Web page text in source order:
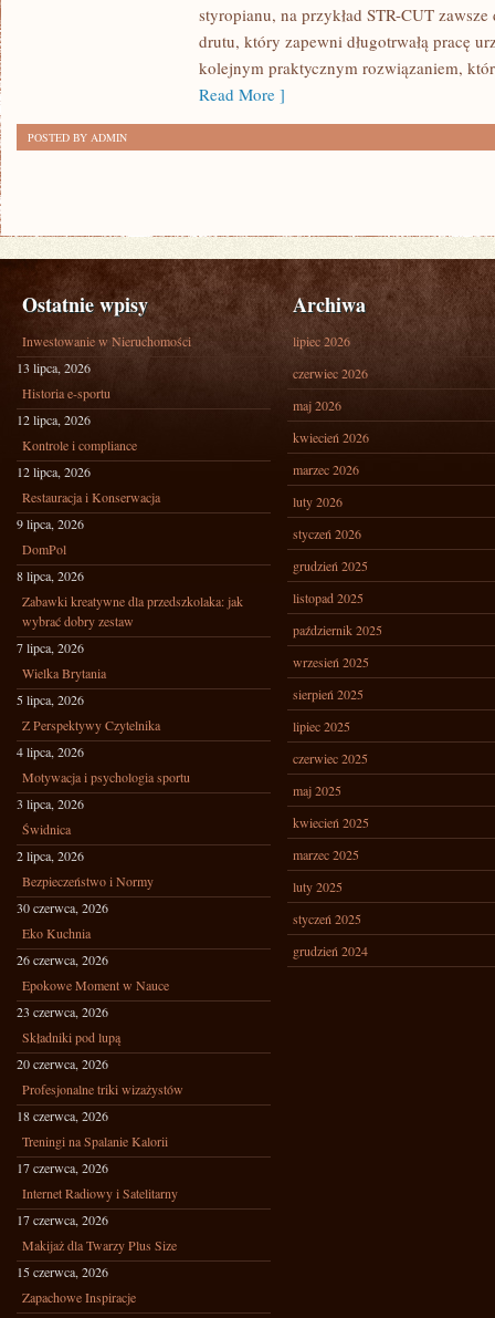
styropianu, na przykład STR-CUT
drutu, który zapewni długotrwałą pracę
kolejnym praktycznym rozwiązaniem,
Read More ]
POSTED BY ADMIN
Ostatnie wpisy
Inwestowanie w Nieruchomości
13 lipca, 2026
Historia e-sportu
12 lipca, 2026
Kontrole i compliance
12 lipca, 2026
Restauracja i Konserwacja
9 lipca, 2026
DomPol
8 lipca, 2026
Zabawki kreatywne dla przedszkolaka: jak
wybrać dobry zestaw
7 lipca, 2026
Wielka Brytania
5 lipca, 2026
Z Perspektywy Czytelnika
4 lipca, 2026
Motywacja i psychologia sportu
3 lipca, 2026
Świdnica
2 lipca, 2026
Bezpieczeństwo i Normy
30 czerwca, 2026
Eko Kuchnia
26 czerwca, 2026
Epokowe Moment w Nauce
23 czerwca, 2026
Składniki pod lupą
20 czerwca, 2026
Profesjonalne triki wizażystów
18 czerwca, 2026
Treningi na Spalanie Kalorii
17 czerwca, 2026
Internet Radiowy i Satelitarny
17 czerwca, 2026
Makijaż dla Twarzy Plus Size
15 czerwca, 2026
Zapachowe Inspiracje
Archiwa
lipiec 2026
czerwiec 2026
maj 2026
kwiecień 2026
marzec 2026
luty 2026
styczeń 2026
grudzień 2025
listopad 2025
październik 2025
wrzesień 2025
sierpień 2025
lipiec 2025
czerwiec 2025
maj 2025
kwiecień 2025
marzec 2025
luty 2025
styczeń 2025
grudzień 2024